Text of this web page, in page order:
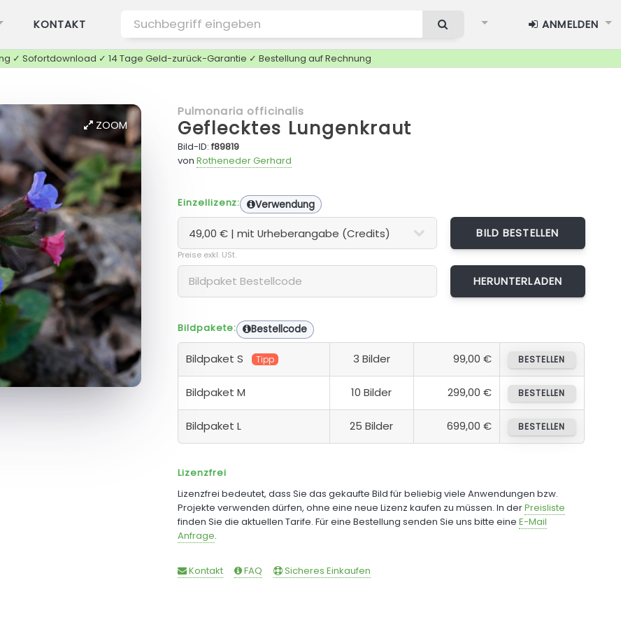
KONTAKT ANMELDEN
✓ Sofortdownload ✓ 14 Tage Geld-zurück-Garantie ✓ Bestellung auf Rechnung
ZOOM
Pulmonaria officinalis
Geflecktes Lungenkraut
Bild-ID:f89819
von Rotheneder Gerhard
Einzellizenz: Verwendung
BILD BESTELLEN
Preise exkl. USt.
Bildpakete: Bestellcode
Bildpaket S Tipp 3 Bilder 99,00 € BESTELLEN
Bildpaket M 10 Bilder 299,00 € BESTELLEN
Bildpaket L 25 Bilder 699,00 € BESTELLEN
Lizenzfrei
Lizenzfrei bedeutet, dass Sie das gekaufte Bild für beliebig viele Anwendungen bzw.
Projekte verwenden dürfen, ohne eine neue Lizenz kaufen zu müssen. In derPreisliste
finden Sie die aktuellen Tarife. Für eine Bestellung senden Sie uns bitte eine E-Mail
Anfrage.
Kontakt FAQ Sicheres Einkaufen